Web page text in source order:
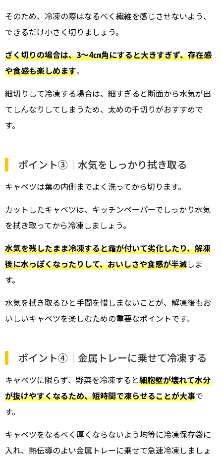
そのため、冷凍の際はなるべく繊維を感じさせないよう、
できるだけ小さく切りましょう。
ざく切りの場合は、3～4㎝角にすると大きすぎず、存在感
や食感も楽しめます。
細切りして冷凍する場合は、細すぎると断面から水気が出
てしんなりしてしまうため、太めの千切りがおすすめで
す。
ポイント③｜水気をしっかり拭き取る
キャベツは葉の内側までよく洗ってから切ります。
カットしたキャベツは、キッチンペーパーでしっかり水気
を拭き取ってから冷凍しましょう。
水気を残したまま冷凍すると霜が付いて劣化したり、解凍
後に水っぽくなったりして、おいしさや食感が半減しま
す。
水気を拭き取るひと手間を惜しまないことが、解凍後もお
いしいキャベツを楽しむための重要なポイントです。
ポイント④｜金属トレーに乗せて冷凍する
キャベツに限らず、野菜を冷凍すると細胞壁が壊れて水分
が抜けやすくなるため、短時間で凍らせることが大事で
す。
キャベツをなるべく厚くならないよう均等に冷凍保存袋に
入れ、熱伝導のよい金属トレーに乗せて急速冷凍しましょ